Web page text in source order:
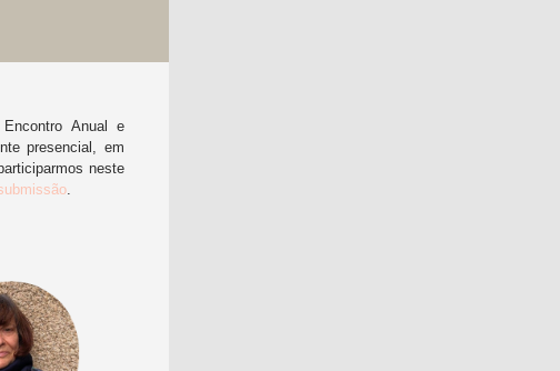
Anual e
presencial, em
neste
.